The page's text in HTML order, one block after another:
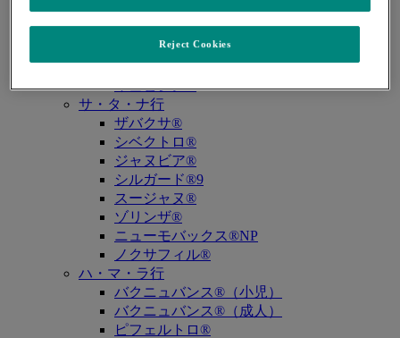
キイトルーダ®（MSI-High固形癌）
キイトルーダ®（MSI-High結腸・直腸癌）
キイトルーダ®（TMB-High固形癌）
キャップバックス®
キュビシン®
サ・タ・ナ行
ザバクサ®
シベクトロ®
ジャヌビア®
シルガード®9
スージャヌ®
ゾリンザ®
ニューモバックス®NP
ノクサフィル®
ハ・マ・ラ行
バクニュバンス®（小児）
バクニュバンス®（成人）
ピフェルトロ®
Reject Cookies